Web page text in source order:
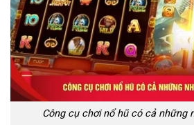
Công cụ chơi nổ hũ có cả những